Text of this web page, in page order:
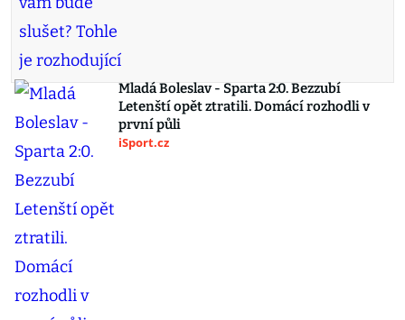
Mladá Boleslav - Sparta 2:0. Bezzubí
Letenští opět ztratili. Domácí rozhodli v
první půli
iSport.cz